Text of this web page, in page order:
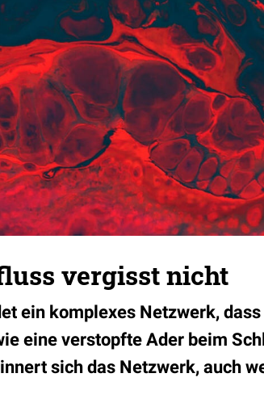
vergisst nicht
ein komplexes Netzwerk,
eine verstopfte Ader beim
sich das Netzwerk, auch